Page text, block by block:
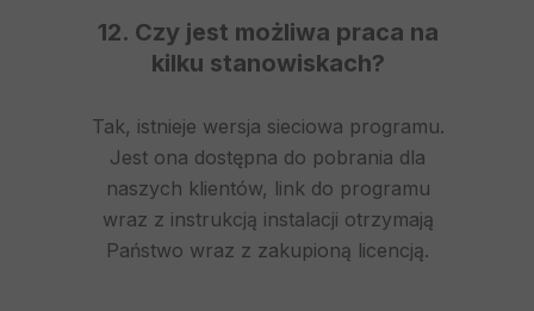
Tak, istnieje wersja sieciowa programu.
Jest ona dostępna do pobrania dla
naszych klientów, link do programu
wraz z instrukcją instalacji otrzymają
Państwo wraz z zakupioną licencją.
12. Czy jest możliwa praca na
kilku stanowiskach?